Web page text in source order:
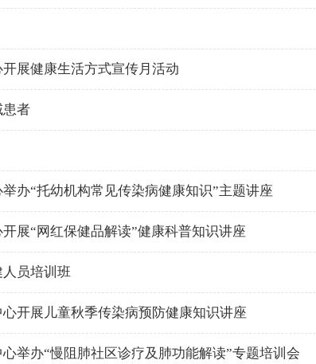
展健康生活方式宣传月活动
患者
办“托幼机构常见传染病健康知识”主题讲座
展“网红保健品解读”健康科普知识讲座
员培训班
开展儿童秋季传染病预防健康知识讲座
举办“慢阻肺社区诊疗及肺功能解读”专题培训会